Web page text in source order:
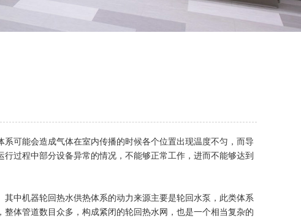
可能会造成气体在室内传播的时候各个位置出现温度不匀，而导
过程中部分设备异常的情况，不能够正常工作，进而不能够达到
中机器轮回热水供热体系的动力来源主要是轮回水泵，此类体系
体管道数目众多，构成紧闭的轮回热水网，也是一个相当复杂的